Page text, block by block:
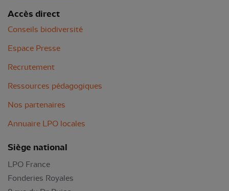
Accès direct
Conseils biodiversité
Espace Presse
Recrutement
Ressources pédagogiques
Nos partenaires
Annuaire LPO locales
Siège national
LPO France
Fonderies Royales